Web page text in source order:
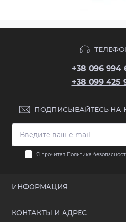
+38 096 994
+38 099 425
ПОДПИСЫВАЙТЕСЬ НА
Я прочитал Политика
ИНФОРМАЦИЯ
Доставка и оплата
КОНТАКТЫ И АДРЕС